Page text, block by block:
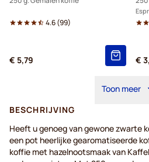
4.6(99)
€ 5,79 €
Toon meer
BESCHRIJVING
Heeft u genoeg van gewone zwarte
een pot heerlijke gearomatiseerde
koffie met hazelnootsmaak van